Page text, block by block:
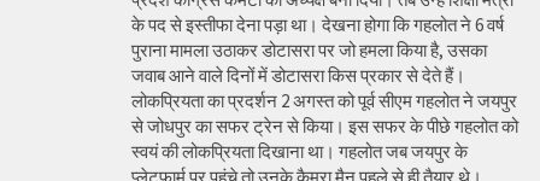
के पद से इस्तीफा देना पड़ा था। देखना होगा कि गहलोत ने 6 वर्ष
पुराना मामला उठाकर डोटासरा पर जो हमला किया है, उसका
जवाब आने वाले दिनों में डोटासरा किस प्रकार से देते हैं।
लोकप्रियता का प्रदर्शन 2 अगस्त को पूर्व सीएम गहलोत ने जयपुर
से जोधपुर का सफर ट्रेन से किया। इस सफर के पीछे गहलोत को
स्वयं की लोकप्रियता दिखाना था। गहलोत जब जयपुर के